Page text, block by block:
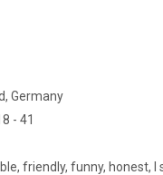
Germany
- 41
friendly, funny, honest, I